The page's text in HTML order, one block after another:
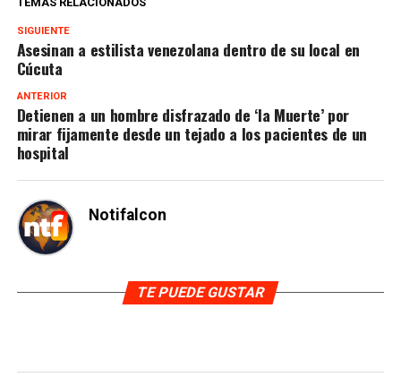
SIGUIENTE
Asesinan a estilista venezolana dentro de su local en
Cúcuta
ANTERIOR
Detienen a un hombre disfrazado de ‘la Muerte’ por
mirar fijamente desde un tejado a los pacientes de un
hospital
Notifalcon
TE PUEDE GUSTAR